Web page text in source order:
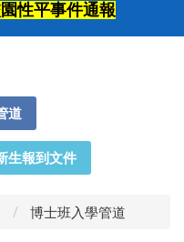
性平事件通報
道
生報到文件
博士班入學管道